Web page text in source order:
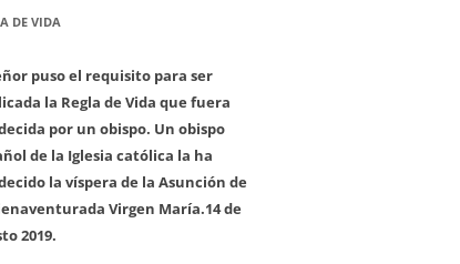
DE VIDA
puso el requisito para ser
la Regla de Vida que fuera
por un obispo. Un obispo
de la Iglesia católica la ha
la víspera de la Asunción de
Virgen María.14 de
2019.